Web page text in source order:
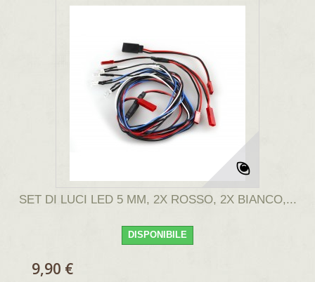
SET DI LUCI LED 5 MM, 2X ROSSO, 2X BIANCO,...
DISPONIBILE
9,90 €